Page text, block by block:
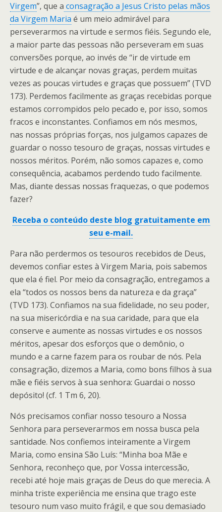
Virgem”, que a consagração a Jesus Cristo pelas mãos
da Virgem Maria é um meio admirável para
perseverarmos na virtude e sermos fiéis. Segundo ele,
a maior parte das pessoas não perseveram em suas
conversões porque, ao invés de “ir de virtude em
virtude e de alcançar novas graças, perdem muitas
vezes as poucas virtudes e graças que possuem” (TVD
173). Perdemos facilmente as graças recebidas porque
estamos corrompidos pelo pecado e, por isso, somos
fracos e inconstantes. Confiamos em nós mesmos,
nas nossas próprias forças, nos julgamos capazes de
guardar o nosso tesouro de graças, nossas virtudes e
nossos méritos. Porém, não somos capazes e, como
consequência, acabamos perdendo tudo facilmente.
Mas, diante dessas nossas fraquezas, o que podemos
fazer?
Receba o conteúdo deste blog gratuitamente em
seu e-mail.
Para não perdermos os tesouros recebidos de Deus,
devemos confiar estes à Virgem Maria, pois sabemos
que ela é fiel. Por meio da consagração, entregamos a
ela “todos os nossos bens da natureza e da graça”
(TVD 173). Confiamos na sua fidelidade, no seu poder,
na sua misericórdia e na sua caridade, para que ela
conserve e aumente as nossas virtudes e os nossos
méritos, apesar dos esforços que o demônio, o
mundo e a carne fazem para os roubar de nós. Pela
consagração, dizemos a Maria, como bons filhos à sua
mãe e fiéis servos à sua senhora: Guardai o nosso
depósito! (cf. 1 Tm 6, 20).
Nós precisamos confiar nosso tesouro a Nossa
Senhora para perseverarmos em nossa busca pela
santidade. Nos confiemos inteiramente a Virgem
Maria, como ensina São Luís: “Minha boa Mãe e
Senhora, reconheço que, por Vossa intercessão,
recebi até hoje mais graças de Deus do que merecia. A
minha triste experiência me ensina que trago este
tesouro num vaso muito frágil, e que sou demasiado